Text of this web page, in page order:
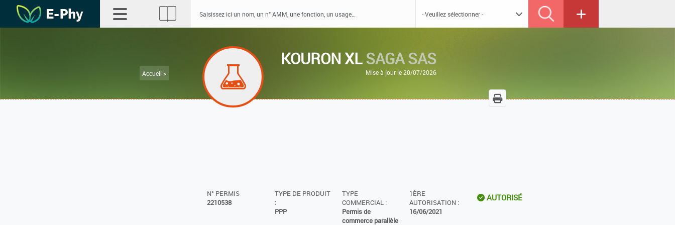
Accueil >
KOURON XLSAGA SAS
Mise à jour le 20/07/2026
N° PERMIS
2210538
TYPE DE PRODUIT
:
PPP
TYPE
COMMERCIAL :
Permis de
commerce parallèle
1ÈRE
AUTORISATION :
16/06/2021
AUTORISÉ